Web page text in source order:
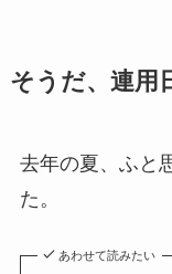
そうだ、連用
去年の夏、ふと
た。
あわせて読みたい